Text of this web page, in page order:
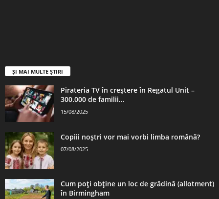
ȘI MAI MULTE ȘTIRI
Pirateria TV în creștere în Regatul Unit –
300.000 de familii...
15/08/2025
Copiii noștri vor mai vorbi limba română?
07/08/2025
Cum poți obține un loc de grădină (allotment)
în Birmingham